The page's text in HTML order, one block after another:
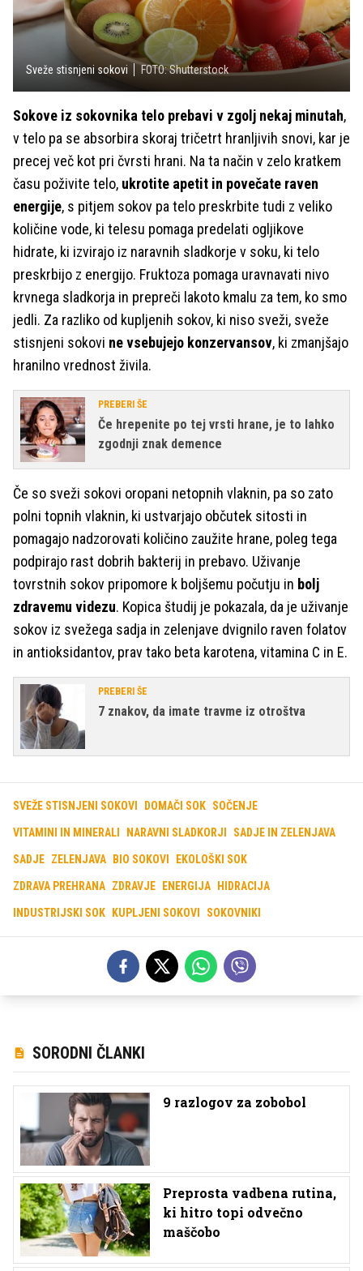
Sveže stisnjeni sokovi FOTO: Shutterstock
Sokove iz sokovnika telo prebavi v zgolj nekaj minutah,
v telo pa se absorbira skoraj tričetrt hranljivih snovi, kar je
precej več kot pri čvrsti hrani. Na ta način v zelo kratkem
času poživite telo, ukrotite apetit in povečate raven
energije, s pitjem sokov pa telo preskrbite tudi z veliko
količine vode, ki telesu pomaga predelati ogljikove
hidrate, ki izvirajo iz naravnih sladkorje v soku, ki telo
preskrbijo z energijo. Fruktoza pomaga uravnavati nivo
krvnega sladkorja in prepreči lakoto kmalu za tem, ko smo
jedli. Za razliko od kupljenih sokov, ki niso sveži, sveže
stisnjeni sokovi ne vsebujejo konzervansov, ki zmanjšajo
hranilno vrednost živila.
PREBERI ŠE
Če hrepenite po tej vrsti hrane, je to lahko
zgodnji znak demence
Če so sveži sokovi oropani netopnih vlaknin, pa so zato
polni topnih vlaknin, ki ustvarjajo občutek sitosti in
pomagajo nadzorovati količino zaužite hrane, poleg tega
podpirajo rast dobrih bakterij in prebavo. Uživanje
tovrstnih sokov pripomore k boljšemu počutju in bolj
zdravemu videzu. Kopica študij je pokazala, da je uživanje
sokov iz svežega sadja in zelenjave dvignilo raven folatov
in antioksidantov, prav tako beta karotena, vitamina C in E.
PREBERI ŠE
7 znakov, da imate travme iz otroštva
SVEŽE STISNJENI SOKOVI DOMAČI SOK SOČENJE
VITAMINI IN MINERALI NARAVNI SLADKORJI SADJE IN ZELENJAVA
SADJE ZELENJAVA BIO SOKOVI EKOLOŠKI SOK
ZDRAVA PREHRANA ZDRAVJE ENERGIJA HIDRACIJA
INDUSTRIJSKI SOK KUPLJENI SOKOVI SOKOVNIKI
SORODNI ČLANKI
9 razlogov za zobobol
Preprosta vadbena rutina,
ki hitro topi odvečno
maščobo